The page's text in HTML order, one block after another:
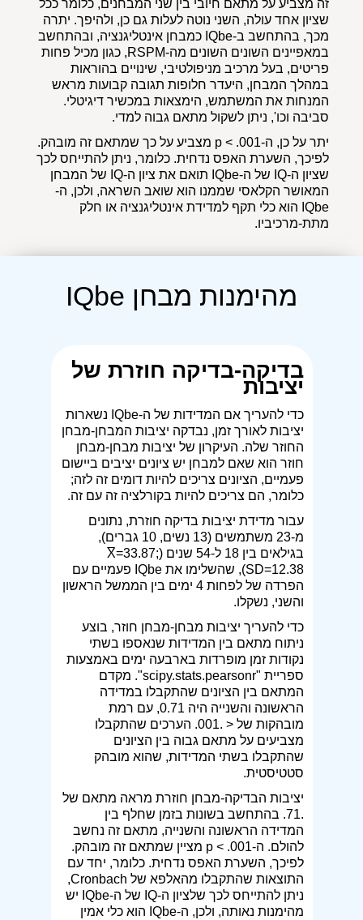
זה מצביע על מתאם חיובי בין שני המבחנים, כלומר ככל
שציון אחד עולה, השני נוטה לעלות גם כן, ולהיפך. יתרה
מכך, בהתחשב ב-IQbe כמבחן אינטליגנציה, ובהתחשב
במאפיינים השונים השונים מה-RSPM, כגון מכיל פחות
פריטים, בעל מרכיב מניפולטיבי, שינויים בהוראות
במהלך המבחן, היעדר חלופות תגובה קבועות מראש
המנחות את המשתמש, הימצאות במכשיר דיגיטלי.
סביבה וכו', ניתן לשקול מתאם גבוה למדי.
יתר על כן, ה-p < .001 מצביע על כך שמתאם זה מובהק.
לפיכך, השערת האפס נדחית. כלומר, ניתן להתייחס לכך
שציון ה-IQ של ה-IQbe תואם את ציון ה-IQ של המבחן
המאושר הקלאסי שממנו הוא שואב השראה, ולכן, ה-
IQbe הוא כלי תקף למדידת אינטליגנציה או חלק
מתת-מרכיביו.
מהימנות מבחן IQbe
בדיקה-בדיקה חוזרת של
יציבות
כדי להעריך אם המדידות של ה-IQbe נשארות
יציבות לאורך זמן, נבדקה יציבות המבחן-מבחן
החוזר שלה. העיקרון של יציבות מבחן-מבחן
חוזר הוא שאם למבחן יש ציונים יציבים ביישום
פעמיים, הציונים צריכים להיות דומים זה לזה;
כלומר, הם צריכים להיות בקורלציה זה עם זה.
עבור מדידת יציבות בדיקה חוזרת, נתונים
מ-23 משתמשים (13 נשים, 10 גברים),
בגילאים בין 18 ל-54 שנים (X̅=33.87;
SD=12.38), שהשלימו את IQbe פעמיים עם
הפרדה של לפחות 4 ימים בין הממשל הראשון
והשני, נשקלו.
כדי להעריך יציבות מבחן-מבחן חוזר, בוצע
ניתוח מתאם בין המדידות שנאספו בשתי
נקודות זמן מופרדות בארבעה ימים באמצעות
ספריית "scipy.stats.pearsonr". מקדם
המתאם בין הציונים שהתקבלו במדידה
הראשונה והשנייה היה 0.71, עם רמת
מובהקות של < .001. הערכים שהתקבלו
מצביעים על מתאם גבוה בין הציונים
שהתקבלו בשתי המדידות, שהוא מובהק
סטטיסטית.
יציבות הבדיקה-מבחן חוזרת מראה מתאם של
.71. בהתחשב בשונות בזמן שחלף בין
המדידה הראשונה והשנייה, מתאם זה נחשב
להולם. ה-p < .001 מציין שמתאם זה מובהק.
לפיכך, השערת האפס נדחית. כלומר, יחד עם
התוצאות שהתקבלו מהאלפא של Cronbach,
ניתן להתייחס לכך שלציון ה-IQ של ה-IQbe יש
מהימנות נאותה, ולכן, ה-IQbe הוא כלי אמין